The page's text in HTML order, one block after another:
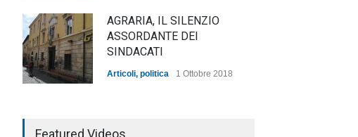
AGRARIA, IL SILENZIO
ASSORDANTE DEI
SINDACATI
Articoli, politica 1 Ottobre 2018
Featured Videos